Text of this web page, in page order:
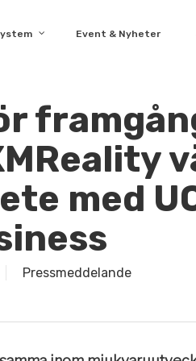
Event & Nyheter
med
Pressmeddelande